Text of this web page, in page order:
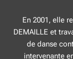
En 2001, elle
DEMAILLE et
de danse
intervenante